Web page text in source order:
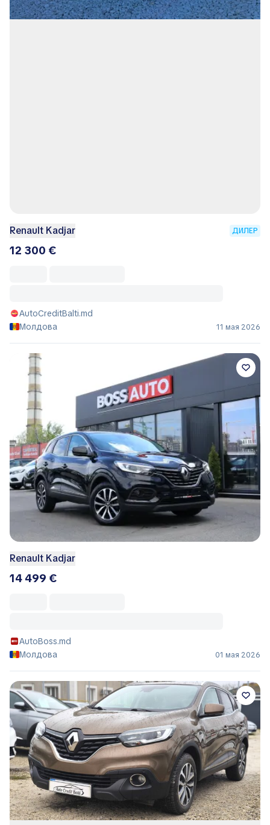
Renault Kadjar ДИЛЕР
12 300 €
AutoCreditBalti.md
Молдова
11 мая 2026
Renault Kadjar
14 499 €
AutoBoss.md
Молдова
01 мая 2026